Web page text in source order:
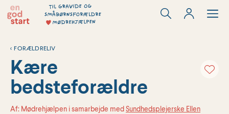
Hop
< FORÆLDRELIV
Kære
bedsteforældre
Af: Mødrehjælpen i samarbejde medSundhedsplejerske Ellen